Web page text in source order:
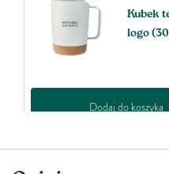
Kubek
logo
Dodaj do koszyka